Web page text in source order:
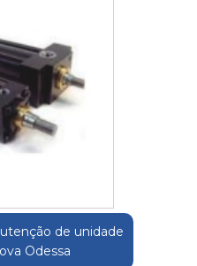
de unidade
Odessa